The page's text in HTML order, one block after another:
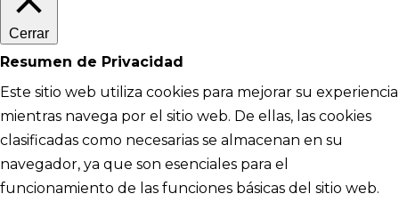
Cerrar
Resumen de Privacidad
Este sitio web utiliza cookies para mejorar su experiencia
mientras navega por el sitio web. De ellas, las cookies
clasificadas como necesarias se almacenan en su
navegador, ya que son esenciales para el
funcionamiento de las funciones básicas del sitio web.